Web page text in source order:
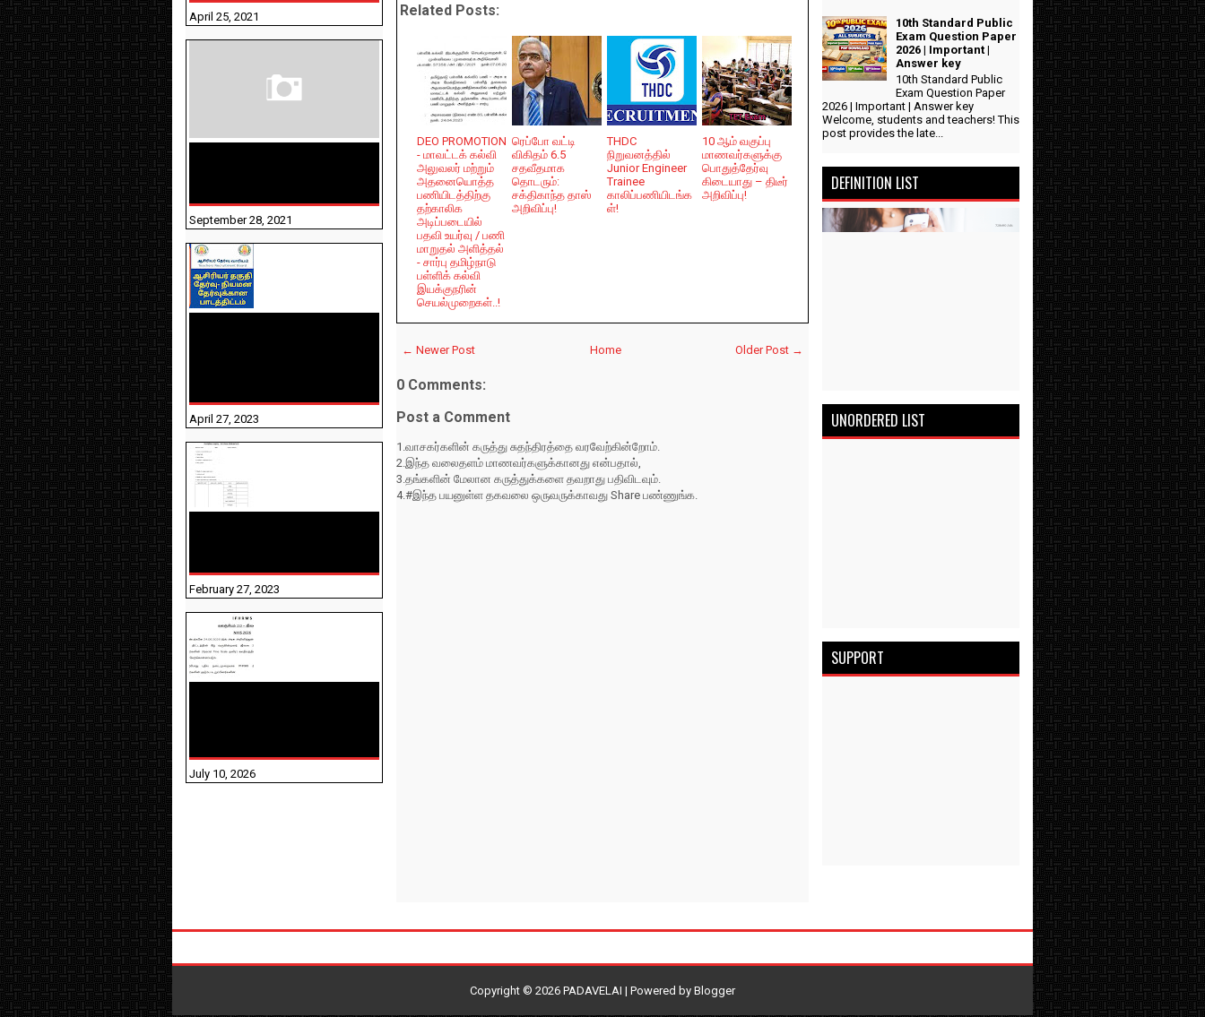
Related Posts:
DEO PROMOTION
- மாவட்டக் கல்வி
அலுவலர் மற்றும்
அதனையொத்த
பணியிடத்திற்கு
தற்காலிக
அடிப்படையில்
பதவி உயர்வு / பணி
மாறுதல் அளித்தல்
- சார்பு தமிழ்நாடு
பள்ளிக் கல்வி
இயக்குநரின்
செயல்முறைகள்..!
ரெப்போ வட்டி
விகிதம் 6.5
சதவீதமாக
தொடரும்:
சக்திகாந்த தாஸ்
அறிவிப்பு!
THDC
நிறுவனத்தில்
Junior Engineer
Trainee
காலிப்பணியிடங்க
ள்!
10 ஆம் வகுப்பு
மாணவர்களுக்கு
பொதுத்தேர்வு
கிடையாது – திடீர்
அறிவிப்பு!
← Newer Post Older Post →
Home
0 Comments:
Post a Comment
1.வாசகர்களின் கருத்து சுதந்திரத்தை வரவேற்கின்றோம்.
2.இந்த வலைதளம் மாணவர்களுக்கானது என்பதால்,
3.தங்களின் மேலான கருத்துக்களை தவறாது பதிவிடவும்.
4.#இந்த பயனுள்ள தகவலை ஒருவருக்காவது Share பண்ணுங்க.
April 25, 2021
September 28, 2021
April 27, 2023
February 27, 2023
July 10, 2026
10th Standard Public
Exam Question Paper
2026 | Important |
Answer key
10th Standard Public
Exam Question Paper
2026 | Important | Answer key
Welcome, students and teachers! This
post provides the late...
DEFINITION LIST
UNORDERED LIST
SUPPORT
Copyright © 2026 PADAVELAI | Powered by Blogger